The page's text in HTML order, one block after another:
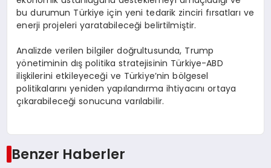
bu durumun Türkiye için yeni tedarik zinciri fırsatları ve
enerji projeleri yaratabileceği belirtilmiştir.
Analizde verilen bilgiler doğrultusunda, Trump
yönetiminin dış politika stratejisinin Türkiye-ABD
ilişkilerini etkileyeceği ve Türkiye’nin bölgesel
politikalarını yeniden yapılandırma ihtiyacını ortaya
çıkarabileceği sonucuna varılabilir.
Benzer Haberler